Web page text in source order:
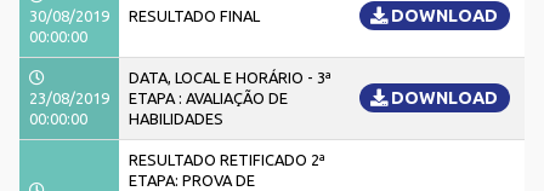
30/08/2019
00:00:00
RESULTADO FINAL DOWNLOAD
23/08/2019
00:00:00
DATA, LOCAL E HORÁRIO - 3ª
ETAPA : AVALIAÇÃO DE
HABILIDADES
DOWNLOAD
RESULTADO RETIFICADO 2ª
ETAPA: PROVA DE